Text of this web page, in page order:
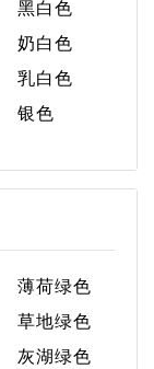
黑白色
奶白色
乳白色
银色
薄荷绿色
草地绿色
灰湖绿色